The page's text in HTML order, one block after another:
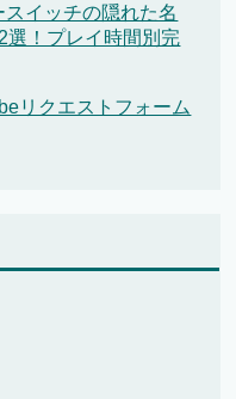
スイッチの隠れた名
選！プレイ時間別完
リクエストフォーム